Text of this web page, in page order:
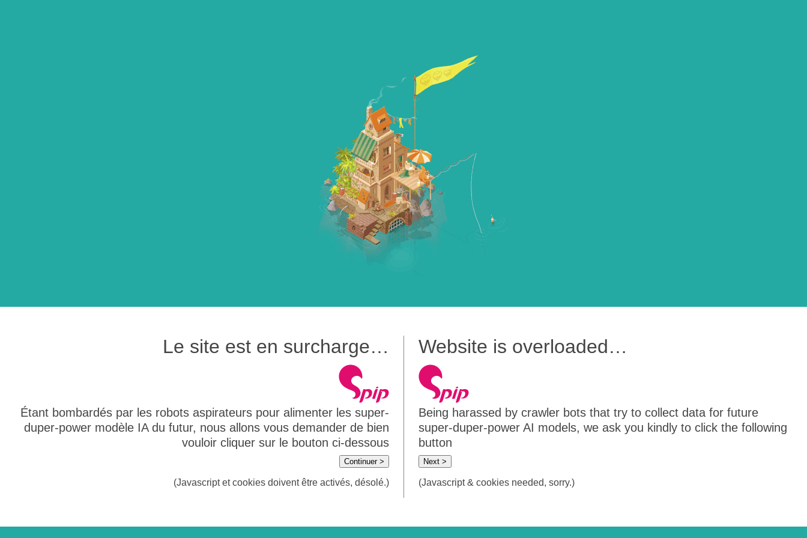
Le site est en surcharge…
Étant bombardés par les robots aspirateurs pour alimenter les super-
duper-power modèle IA du futur, nous allons vous demander de bien
vouloir cliquer sur le bouton ci-dessous
Continuer >
(Javascript et cookies doivent être activés, désolé.)
Website is overloaded…
Being harassed by crawler bots that try to collect data for future
super-duper-power AI models, we ask you kindly to click the following
button
Next >
(Javascript & cookies needed, sorry.)